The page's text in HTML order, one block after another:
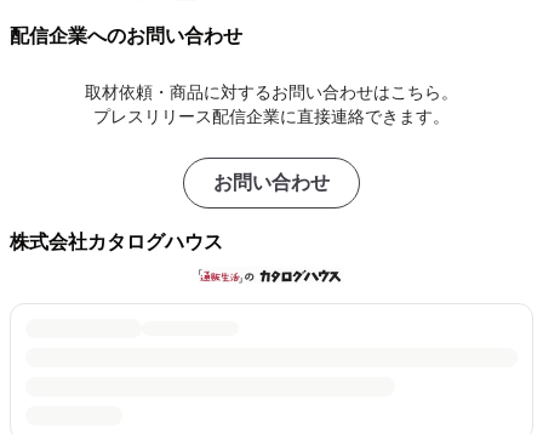
配信企業へのお問い合わせ
取材依頼・商品に対するお問い合わせはこちら。
プレスリリース配信企業に直接連絡できます。
お問い合わせ
株式会社カタログハウス